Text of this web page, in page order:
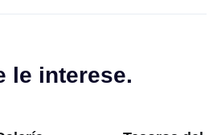
le interese.